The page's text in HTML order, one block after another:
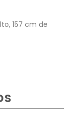
157 cm de